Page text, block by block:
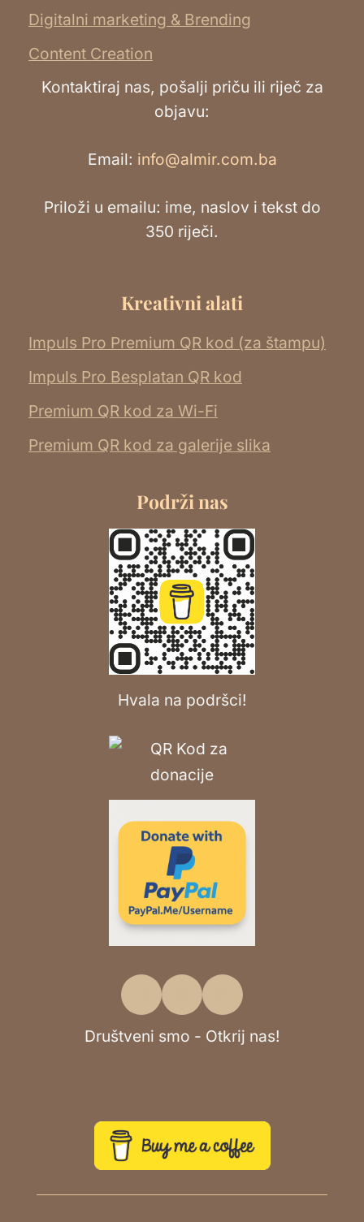
Digitalni marketing & Brending
Content Creation
Kontaktiraj nas, pošalji priču ili riječ za
objavu:
Email: info@almir.com.ba
Priloži u emailu: ime, naslov i tekst do
350 riječi.
Kreativni alati
Impuls Pro Premium QR kod (za štampu)
Impuls Pro Besplatan QR kod
Premium QR kod za Wi-Fi
Premium QR kod za galerije slika
Podrži nas
Hvala na podršci!
Društveni smo - Otkrij nas!